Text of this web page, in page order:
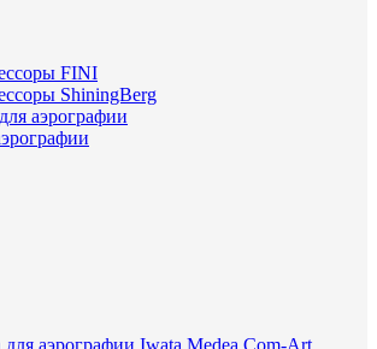
FINI
ShiningBerg
аэрографии
для аэрографии Iwata Medea Com-Art